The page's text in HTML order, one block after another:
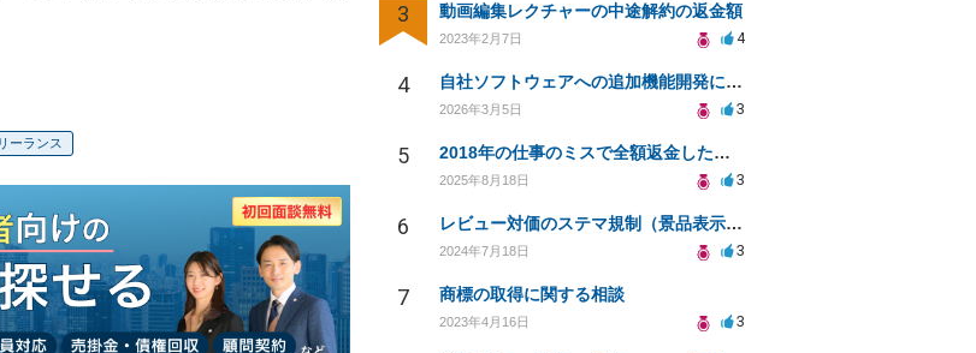
ーランス
3 動画編集レクチャーの中途解約の返金額
2023年2月7日 4
4 自社ソフトウェアへの追加機能開発における著作権および使用権の帰属について
2026年3月5日 3
5 2018年の仕事のミスで全額返金したにもかかわらず、当時の取引先から執拗に対応を求められる
2025年8月18日 3
6 レビュー対価のステマ規制（景品表示法）への抵触の可能性について
2024年7月18日 3
7 商標の取得に関する相談
2023年4月16日 3